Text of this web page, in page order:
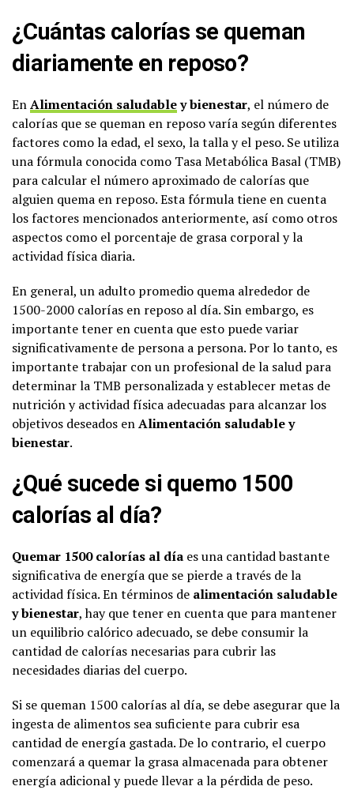
¿Cuántas calorías se queman
diariamente en reposo?
EnAlimentación saludabley bienestar, el número de
calorías que se queman en reposo varía según diferentes
factores como la edad, el sexo, la talla y el peso. Se utiliza
una fórmula conocida como Tasa Metabólica Basal (TMB)
para calcular el número aproximado de calorías que
alguien quema en reposo. Esta fórmula tiene en cuenta
los factores mencionados anteriormente, así como otros
aspectos como el porcentaje de grasa corporal y la
actividad física diaria.
En general, un adulto promedio quema alrededor de
1500-2000 calorías en reposo al día. Sin embargo, es
importante tener en cuenta que esto puede variar
significativamente de persona a persona. Por lo tanto, es
importante trabajar con un profesional de la salud para
determinar la TMB personalizada y establecer metas de
nutrición y actividad física adecuadas para alcanzar los
objetivos deseados enAlimentación saludable y
bienestar.
¿Qué sucede si quemo 1500
calorías al día?
Quemar 1500 calorías al día es una cantidad bastante
significativa de energía que se pierde a través de la
actividad física. En términos de alimentación saludable
y bienestar, hay que tener en cuenta que para mantener
un equilibrio calórico adecuado, se debe consumir la
cantidad de calorías necesarias para cubrir las
necesidades diarias del cuerpo.
Si se queman 1500 calorías al día, se debe asegurar que la
ingesta de alimentos sea suficiente para cubrir esa
cantidad de energía gastada. De lo contrario, el cuerpo
comenzará a quemar la grasa almacenada para obtener
energía adicional y puede llevar a la pérdida de peso.